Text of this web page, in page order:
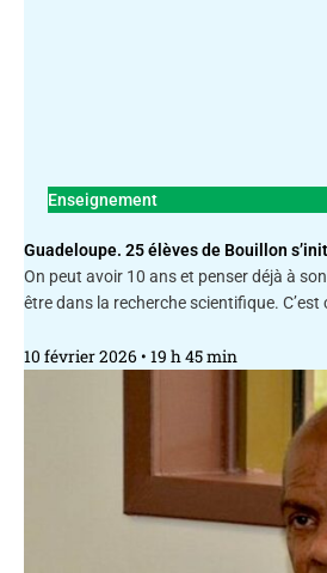
Enseignement
Guadeloupe. 25 élèves de Bouillon
On peut avoir 10 ans et penser déjà à
être dans la recherche scientifique. C’est
10 février 2026 19 h 45 min